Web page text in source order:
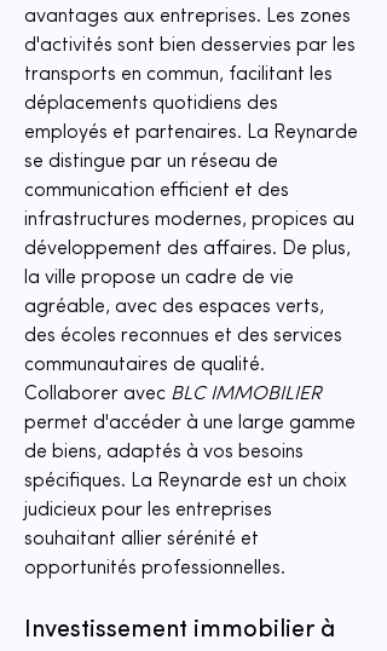
avantages aux entreprises. Les zones
d'activités sont bien desservies par les
transports en commun, facilitant les
déplacements quotidiens des
employés et partenaires. La Reynarde
se distingue par un réseau de
communication efficient et des
infrastructures modernes, propices au
développement des affaires. De plus,
la ville propose un cadre de vie
agréable, avec des espaces verts,
des écoles reconnues et des services
communautaires de qualité.
Collaborer avec BLC IMMOBILIER
permet d'accéder à une large gamme
de biens, adaptés à vos besoins
spécifiques. La Reynarde est un choix
judicieux pour les entreprises
souhaitant allier sérénité et
opportunités professionnelles.
Investissement immobilier à